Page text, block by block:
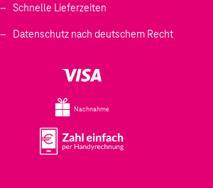
Schnelle Lieferzeiten
Datenschutz nach deutschem Recht
Nachnahme